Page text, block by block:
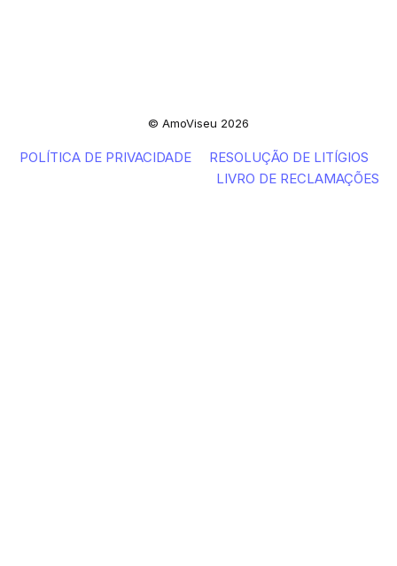
© AmoViseu 2026
POLÍTICA DE PRIVACIDADE
RESOLUÇÃO DE LITÍGIOS
LIVRO DE RECLAMAÇÕES